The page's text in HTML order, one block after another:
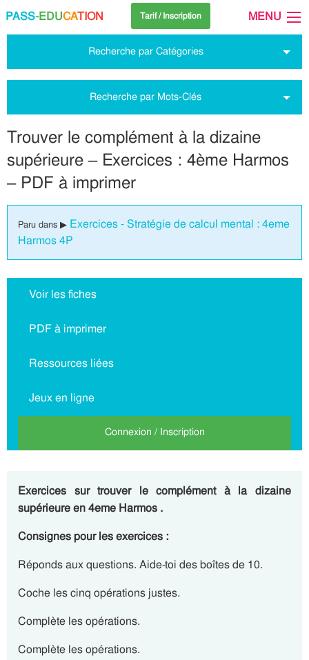
PASS-EDUCATION Tarif / Inscription MENU
Recherche par Catégories
Recherche par Mots-Clés
Trouver le complément à la dizaine
supérieure – Exercices : 4ème Harmos
– PDF à imprimer
Paru dans ▶ Exercices - Stratégie de calcul mental : 4eme
Harmos 4P
Voir les fiches
PDF à imprimer
Ressources liées
Jeux en ligne
Connexion / Inscription
Exercices sur trouver le complément à la dizaine
supérieure en 4eme Harmos .
Consignes pour les exercices :
Réponds aux questions. Aide-toi des boîtes de 10.
Coche les cinq opérations justes.
Complète les opérations.
Complète les opérations.